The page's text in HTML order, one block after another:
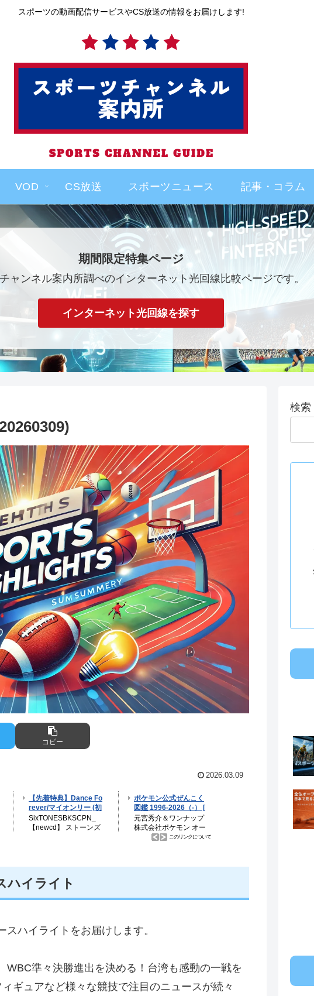
スポーツの動画配信サービスやCS放送の情報をお届けします!
VOD CS放送 スポーツニュース 記事・コラム
期間限定特集ページ
ャンネル案内所調べのインターネット光回線比較ページです。
インターネット光回線を探す
コピー
2026.03.09
ハイライト
ハイライトをお届けします。
準々決勝進出を決める！台湾も感動の一戦を
ギュアなど様々な競技で注目のニュースが続々
検索